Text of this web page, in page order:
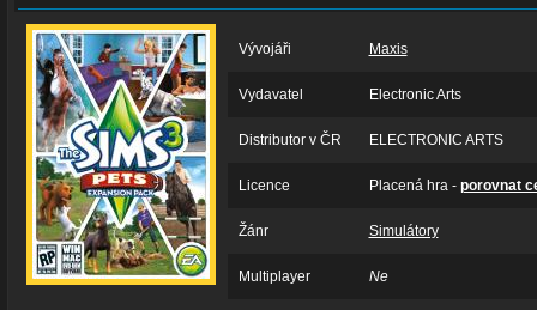
Vývojáři Maxis
Vydavatel Electronic Arts
Distributor v ČR ELECTRONIC ARTS
Licence Placená hra - porovnat
Žánr Simulátory
Multiplayer Ne